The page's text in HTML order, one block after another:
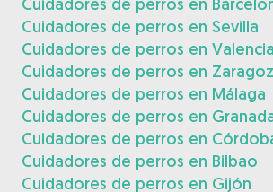
Cuidadores de perros en Sevilla
Cuidadores de perros en Valencia
Cuidadores de perros en
Cuidadores de perros en Málaga
Cuidadores de perros en
Cuidadores de perros en
Cuidadores de perros en Bilbao
Cuidadores de perros en Gijón